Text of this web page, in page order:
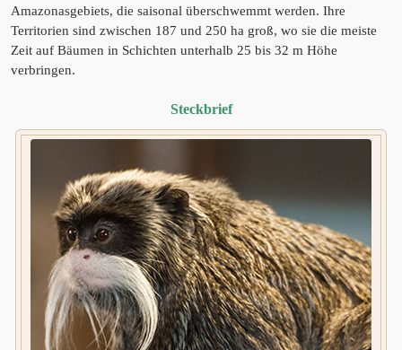
Amazonasgebiets, die saisonal überschwemmt werden. Ihre
Territorien sind zwischen 187 und 250 ha groß, wo sie die meiste
Zeit auf Bäumen in Schichten unterhalb 25 bis 32 m Höhe
verbringen.
Steckbrief